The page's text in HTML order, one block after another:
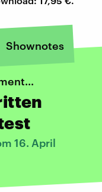
Shownotes
16. April